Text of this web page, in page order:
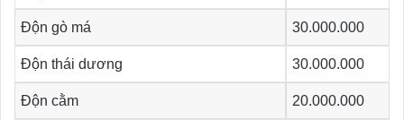
Độn gò má 30.000.000
Độn thái dương 30.000.000
Độn cằm 20.000.000